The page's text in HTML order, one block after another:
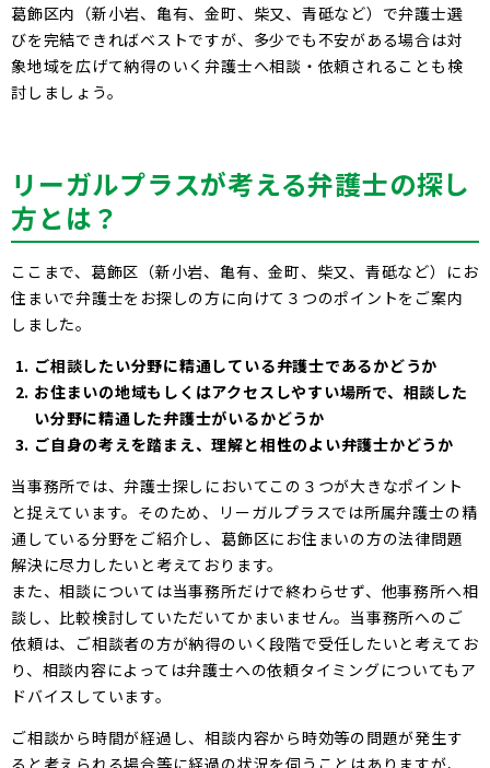
葛飾区内（新小岩、亀有、金町、柴又、青砥など）で弁護士選
びを完結できればベストですが、多少でも不安がある場合は対
象地域を広げて納得のいく弁護士へ相談・依頼されることも検
討しましょう。
リーガルプラスが考える弁護士の探し
方とは？
ここまで、葛飾区（新小岩、亀有、金町、柴又、青砥など）にお
住まいで弁護士をお探しの方に向けて３つのポイントをご案内
しました。
ご相談したい分野に精通している弁護士であるかどうか
お住まいの地域もしくはアクセスしやすい場所で、相談した
い分野に精通した弁護士がいるかどうか
ご自身の考えを踏まえ、理解と相性のよい弁護士かどうか
当事務所では、弁護士探しにおいてこの３つが大きなポイント
と捉えています。そのため、リーガルプラスでは所属弁護士の精
通している分野をご紹介し、葛飾区にお住まいの方の法律問題
解決に尽力したいと考えております。
また、相談については当事務所だけで終わらせず、他事務所へ相
談し、比較検討していただいてかまいません。当事務所へのご
依頼は、ご相談者の方が納得のいく段階で受任したいと考えてお
り、相談内容によっては弁護士への依頼タイミングについてもア
ドバイスしています。
ご相談から時間が経過し、相談内容から時効等の問題が発生す